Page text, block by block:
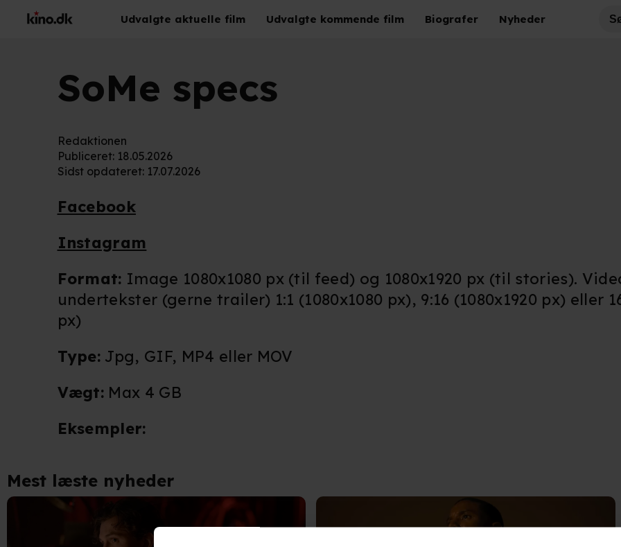
Udvalgte aktuelle film Udvalgte kommende film Biografer Nyheder
SoMe specs
Redaktionen
Publiceret: 18.05.2026
Sidst opdateret: 17.07.2026
Facebook
Instagram
Format: Image 1080x1080 px (til feed) og 1080x1920 px (til stories).
undertekster (gerne trailer) 1:1 (1080x1080 px), 9:16 (1080x1920 px) eller
px)
Type: Jpg, GIF, MP4 eller MOV
Vægt: Max 4 GB
Eksempler:
Mest læste nyheder